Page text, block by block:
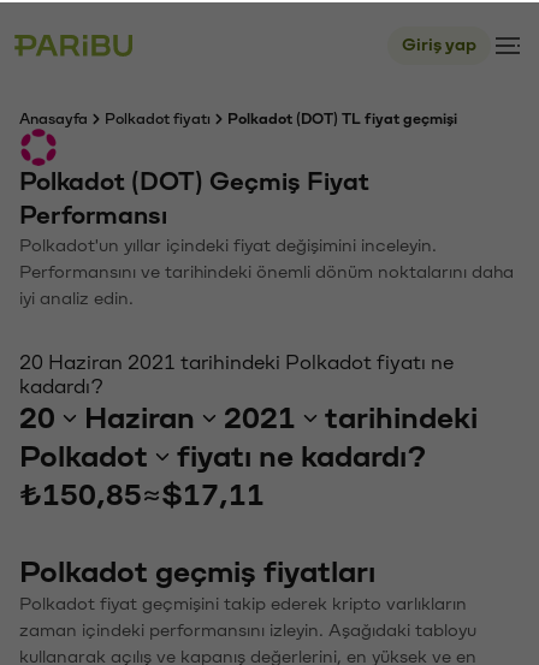
Giriş yap
Anasayfa Polkadot fiyatı Polkadot (DOT) TL fiyat geçmişi
Polkadot (DOT) Geçmiş Fiyat
Performansı
Polkadot'un yıllar içindeki fiyat değişimini inceleyin.
Performansını ve tarihindeki önemli dönüm noktalarını daha
iyi analiz edin.
20 Haziran 2021 tarihindeki Polkadot fiyatı ne
kadardı?
20 Haziran 2021
tarihindeki
Polkadot
fiyatı ne kadardı?
₺150,85≈$17,11
Polkadot geçmiş fiyatları
Polkadot fiyat geçmişini takip ederek kripto varlıkların
zaman içindeki performansını izleyin. Aşağıdaki tabloyu
kullanarak açılış ve kapanış değerlerini, en yüksek ve en